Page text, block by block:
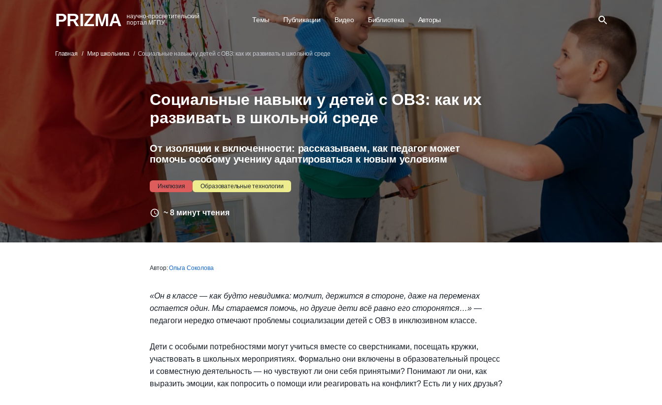
PRIZMA
научно-просветительский
портал МГПУ
Темы Публикации Видео Библиотека Авторы
Главная Мир школьника Социальные навыки у детей с ОВЗ: как их развивать в школьной среде
Социальные навыки у детей с ОВЗ: как их
развивать в школьной среде
От изоляции к включенности: рассказываем, как педагог может
помочь особому ученику адаптироваться к новым условиям
Инклюзия Образовательные технологии
~ 8 минут чтения
Автор:Ольга Соколова
«Он в классе — как будто невидимка: молчит, держится в стороне, даже на переменах
остается один. Мы стараемся помочь, но другие дети всё равно его сторонятся…» —
педагоги нередко отмечают проблемы социализации детей с ОВЗ в инклюзивном классе.
Дети с особыми потребностями могут учиться вместе со сверстниками, посещать кружки,
участвовать в школьных мероприятиях. Формально они включены в образовательный процесс
и совместную деятельность — но чувствуют ли они себя принятыми? Понимают ли они, как
выразить эмоции, как попросить о помощи или реагировать на конфликт? Есть ли у них друзья?